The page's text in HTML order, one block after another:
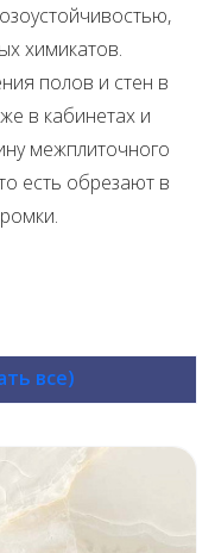
химикатов.
полов и стен в
в кабинетах и
межплиточного
есть обрезают в
все)